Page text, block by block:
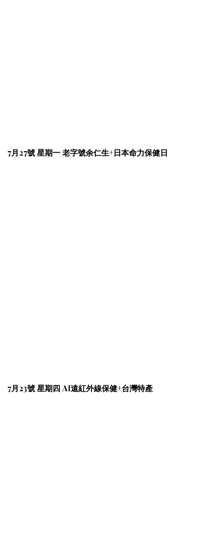
7月27號 星期一 老字號余仁生+日本命力保健日
7月23號 星期四 AI遠紅外線保健+台灣特產